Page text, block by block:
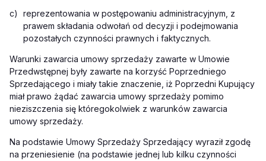
c)
reprezentowania w postępowaniu administracyjnym, z
prawem składania odwołań od decyzji i podejmowania
pozostałych czynności prawnych i faktycznych.
Warunki zawarcia umowy sprzedaży zawarte w Umowie
Przedwstępnej były zawarte na korzyść Poprzedniego
Sprzedającego i miały takie znaczenie, iż Poprzedni Kupujący
miał prawo żądać zawarcia umowy sprzedaży pomimo
nieziszczenia się któregokolwiek z warunków zawarcia
umowy sprzedaży.
Na podstawie Umowy Sprzedaży Sprzedający wyraził zgodę
na przeniesienie (na podstawie jednej lub kilku czynności